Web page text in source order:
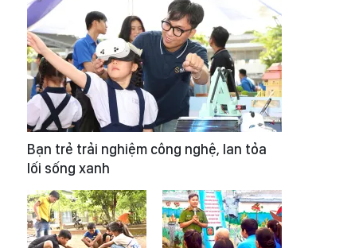
Bạn trẻ trải nghiệm công nghệ, lan tỏa
lối sống xanh